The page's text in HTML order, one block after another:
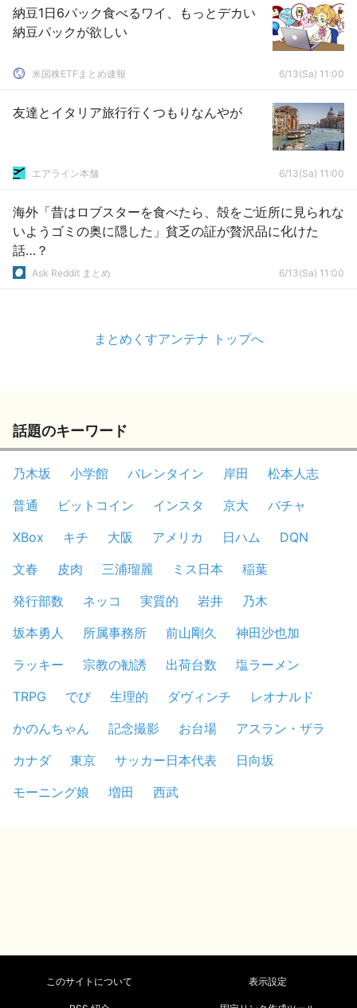
納豆1日6パック食べるワイ、もっとデカい
納豆パックが欲しい
米国株ETFまとめ速報 6/13(Sa) 11:00
友達とイタリア旅行行くつもりなんやが
エアライン本舗 6/13(Sa) 11:00
海外「昔はロブスターを食べたら、殻をご近所に見られな
いようゴミの奥に隠した」貧乏の証が贅沢品に化けた
話…？
Ask Reddit まとめ 6/13(Sa) 11:00
まとめくすアンテナ トップへ
話題のキーワード
乃木坂 小学館 バレンタイン 岸田
松本人志
普通
ビットコイン インスタ 京大
バチャ
XBox
キチ 大阪 アメリカ 日ハム
DQN
文春
皮肉 三浦瑠麗 ミス日本
稲葉
発行部数
ネッコ 実質的 岩井
乃木
坂本勇人
所属事務所 前山剛久
神田沙也加
ラッキー
宗教の勧誘 出荷台数
塩ラーメン
TRPG
でび 生理的 ダヴィンチ
レオナルド
かのんちゃん
記念撮影 お台場
アスラン・ザラ
カナダ
東京 サッカー日本代表
日向坂
モーニング娘
増田 西武
このサイトについて 表示設定